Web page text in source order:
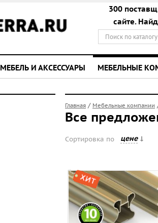
300
сайте.
МЕБЕЛЬ И АКСЕССУАРЫ МЕБЕЛЬНЫЕ
Главная / Мебельные компании
Все
Сортировка по цене